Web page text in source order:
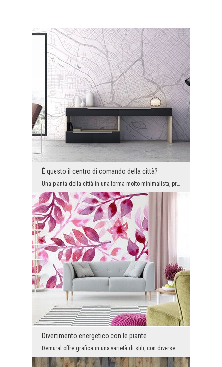
È questo il centro di comando della città?
Una pianta della città in una forma molto minimalista, priva della maggior parte dei colori e deg...
Divertimento energetico con le piante
Demural offre grafica in una varietà di stili, con diverse qualità e vantaggi. Per esempio, quest...